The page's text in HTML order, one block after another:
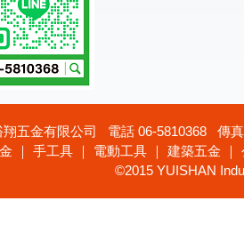
翔五金有限公司 電話 06-5810368 傳
｜ 手工具 ｜ 電動工具 ｜ 建築五金
©2015 YUISHAN